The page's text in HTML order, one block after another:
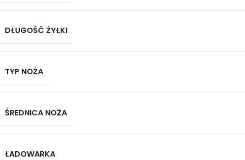
DŁUGOŚĆ ŻYŁKI
TYP NOŻA
ŚREDNICA NOŻA
ŁADOWARKA